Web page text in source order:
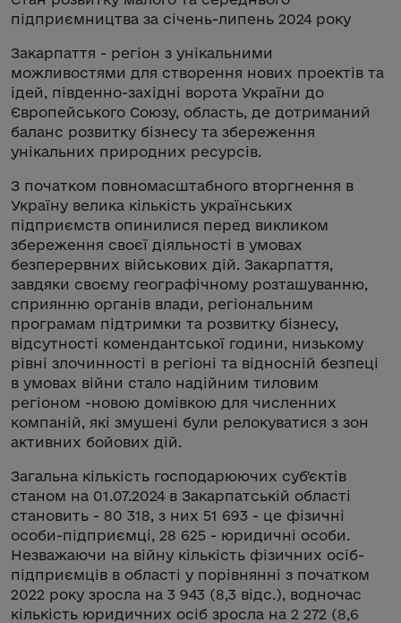
підприємництва за січень-липень 2024 року
Закарпаття - регіон з унікальними
можливостями для створення нових проектів та
ідей, південно-західні ворота України до
Європейського Союзу, область, де дотриманий
баланс розвитку бізнесу та збереження
унікальних природних ресурсів.
З початком повномасштабного вторгнення в
Україну велика кількість українських
підприємств опинилися перед викликом
збереження своєї діяльності в умовах
безперервних військових дій. Закарпаття,
завдяки своєму географічному розташуванню,
сприянню органів влади, регіональним
програмам підтримки та розвитку бізнесу,
відсутності комендантської години, низькому
рівні злочинності в регіоні та відносній безпеці
в умовах війни стало надійним тиловим
регіоном -новою домівкою для численних
компаній, які змушені були релокуватися з зон
активних бойових дій.
Загальна кількість господарюючих суб'єктів
станом на 01.07.2024 в Закарпатській області
становить - 80 318, з них 51 693 - це фізичні
особи-підприємці, 28 625 - юридичні особи.
Незважаючи на війну кількість фізичних осіб-
підприємців в області у порівнянні з початком
2022 року зросла на 3 943 (8,3 відс.), водночас
кількість юридичних осіб зросла на 2 272 (8,6